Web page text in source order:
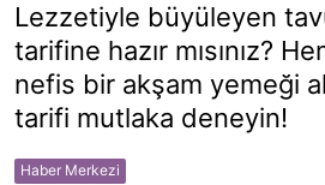
Lezzetiyle büyüleyen
tarifine hazır mısınız?
nefis bir akşam yemeği
tarifi mutlaka deneyin!
Haber Merkezi